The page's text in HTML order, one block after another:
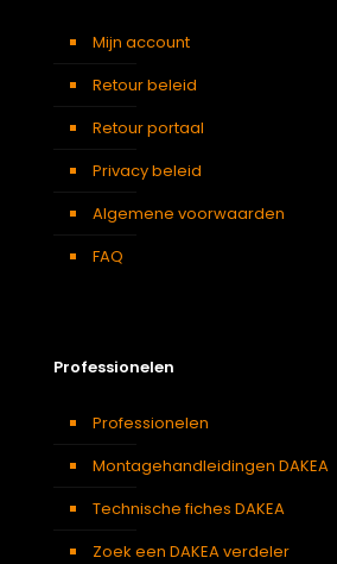
Mijn account
Retour beleid
Retour portaal
Privacy beleid
Algemene voorwaarden
FAQ
Professionelen
Professionelen
Montagehandleidingen DAKEA
Technische fiches DAKEA
Zoek een DAKEA verdeler